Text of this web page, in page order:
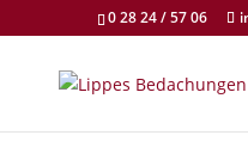
0 28 24 / 57 06